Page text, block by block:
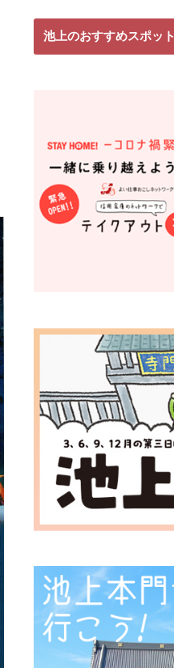
池上のおすすめスポット